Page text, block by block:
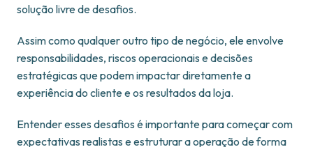
solução livre de desafios.
Assim como qualquer outro tipo de negócio, ele envolve
responsabilidades, riscos operacionais e decisões
estratégicas que podem impactar diretamente a
experiência do cliente e os resultados da loja.
Entender esses desafios é importante para começar com
expectativas realistas e estruturar a operação de forma